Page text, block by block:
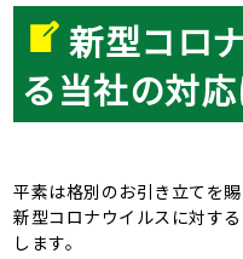
新型コロ
る当社の対
平素は格別のお引き立てを
新型コロナウイルスに対す
します。